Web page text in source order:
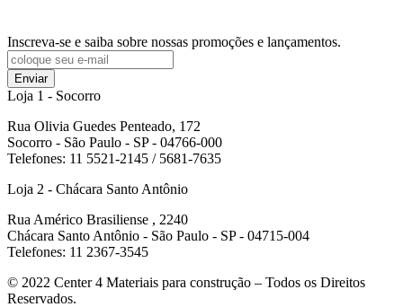
Inscreva-se e saiba sobre nossas promoções e lançamentos.
Enviar
Loja 1 - Socorro
Rua Olivia Guedes Penteado, 172
Socorro - São Paulo - SP - 04766-000
Telefones: 11 5521-2145 / 5681-7635
Loja 2 - Chácara Santo Antônio
Rua Américo Brasiliense , 2240
Chácara Santo Antônio - São Paulo - SP - 04715-004
Telefones: 11 2367-3545
© 2022 Center 4 Materiais para construção – Todos os Direitos
Reservados.